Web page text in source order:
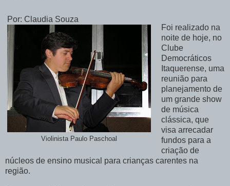
Por: Claudia Souza
Violinista Paulo Paschoal
Foi realizado na
noite de hoje, no
Clube
Democráticos
Itaquerense, uma
reunião para
planejamento de
um grande show
de música
clássica, que
visa arrecadar
fundos para a
criação de
núcleos de ensino musical para crianças carentes na
região.